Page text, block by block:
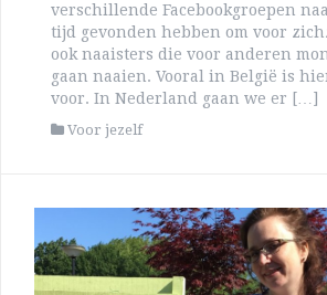
verschillende Facebookgroepen
tijd gevonden hebben om voor
ook naaisters die voor anderen
gaan naaien. Vooral in België is
voor. In Nederland gaan we er […]
Voor jezelf